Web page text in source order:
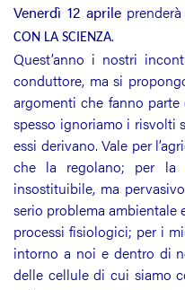
Venerdì 12 aprile
CON LA SCIENZA.
Quest’anno i nostri
conduttore, ma si
argomenti che fanno
spesso ignoriamo i risvolti
essi derivano. Vale per
che la regolano; per la
insostituibile, ma
serio problema ambientale
processi fisiologici; per i
intorno a noi e dentro di
delle cellule di cui siamo